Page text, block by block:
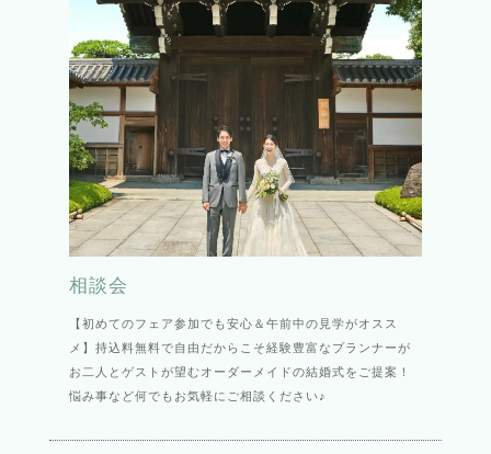
相談会
【初めてのフェア参加でも安心＆午前中の見学がオスス
メ】持込料無料で自由だからこそ経験豊富なプランナーが
お二人とゲストが望むオーダーメイドの結婚式をご提案！
悩み事など何でもお気軽にご相談ください♪